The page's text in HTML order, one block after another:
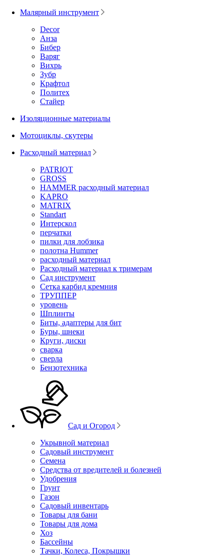
Малярный инструмент
Decor
Анза
Бибер
Варяг
Вихрь
Зубр
Крафтол
Политех
Стайер
Изоляционные материалы
Мотоциклы, скутеры
Расходный материал
PATRIOT
GROSS
HAMMER расходный материал
KAPRO
MATRIX
Standart
Интерскол
перчатки
пилки для лобзика
полотна Hummer
расходный материал
Расходный материал к тримерам
Сад инструмент
Сетка карбид кремния
ТРУППЕР
уровень
Шплинты
Биты, адаптеры для бит
Буры, шнеки
Круги, диски
сварка
сверла
Бензотехника
Сад и Огород
Укрывной материал
Садовый инструмент
Семена
Средства от вредителей и болезней
Удобрения
Грунт
Газон
Садовый инвентарь
Товары для бани
Товары для дома
Хоз
Бассейны
Тачки, Колеса, Покрышки